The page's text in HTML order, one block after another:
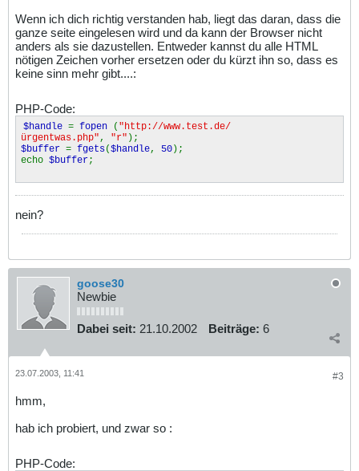
Wenn ich dich richtig verstanden hab, liegt das daran, dass die
ganze seite eingelesen wird und da kann der Browser nicht
anders als sie dazustellen. Entweder kannst du alle HTML
nötigen Zeichen vorher ersetzen oder du kürzt ihn so, dass es
keine sinn mehr gibt....:
PHP-Code:
$handle = fopen ( "http://www.test.de/
ürgentwas.php" , "r" );
$buffer = fgets($handle, 50);
echo $buffer;
nein?
goose30
Newbie
Dabei seit: 21.10.2002 Beiträge: 6
#3
23.07.2003, 11:41
hmm,
hab ich probiert, und zwar so :
PHP-Code: